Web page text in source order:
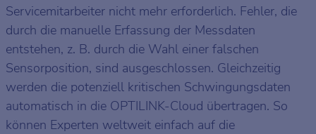
Servicemitarbeiter nicht mehr erforderlich. Fehler, die
durch die manuelle Erfassung der Messdaten
entstehen, z. B. durch die Wahl einer falschen
Sensorposition, sind ausgeschlossen. Gleichzeitig
werden die potenziell kritischen Schwingungsdaten
automatisch in die OPTILINK-Cloud übertragen. So
können Experten weltweit einfach auf die